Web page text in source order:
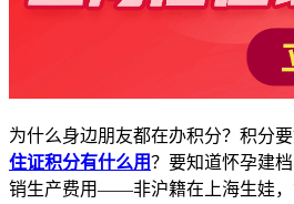
为什么身边朋友都在办积分？积分要
住证积分有什么用？要知道怀孕建
销生产费用——非沪籍在上海生娃，